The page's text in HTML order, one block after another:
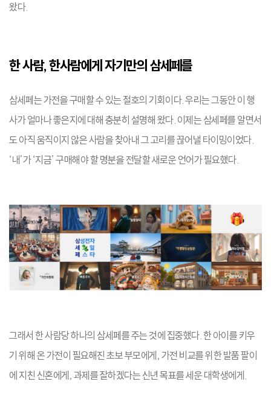
왔다.
한 사람, 한사람에게 자기만의 삼세페를
삼세페는 가전을 구매할 수 있는 절호의 기회이다. 우리는 그동안 이 행
사가 얼마나 좋은지에 대해 충분히 설명해 왔다. 이제는 삼세페를 알면서
도 아직 움직이지 않은 사람을 찾아내 그 고리를 끊어낼 타이밍이었다.
‘내’가 ‘지금’ 구매해야 할 명분을 전달할 새로운 언어가 필요했다.
그래서 한 사람당 하나의 삼세페를 주는 것에 집중했다. 한 아이를 키우
기 위해 온 가전이 필요해진 초보 부모에게, 가전 비교를 위한 발품 팔이
에 지친 신혼에게, 과제를 잘하겠다는 신년 목표를 세운 대학생에게.